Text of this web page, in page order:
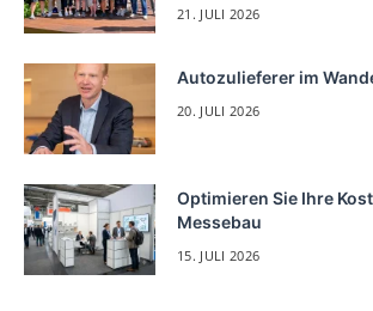
21. JULI 2026
Autozulieferer im
20. JULI 2026
Optimieren Sie Ihre
Messebau
15. JULI 2026